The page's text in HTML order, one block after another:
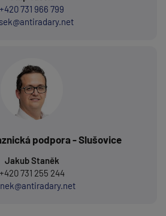
+420 731 966 799
podpora - Slušovice
Jakub Staněk
+420 731 255 244